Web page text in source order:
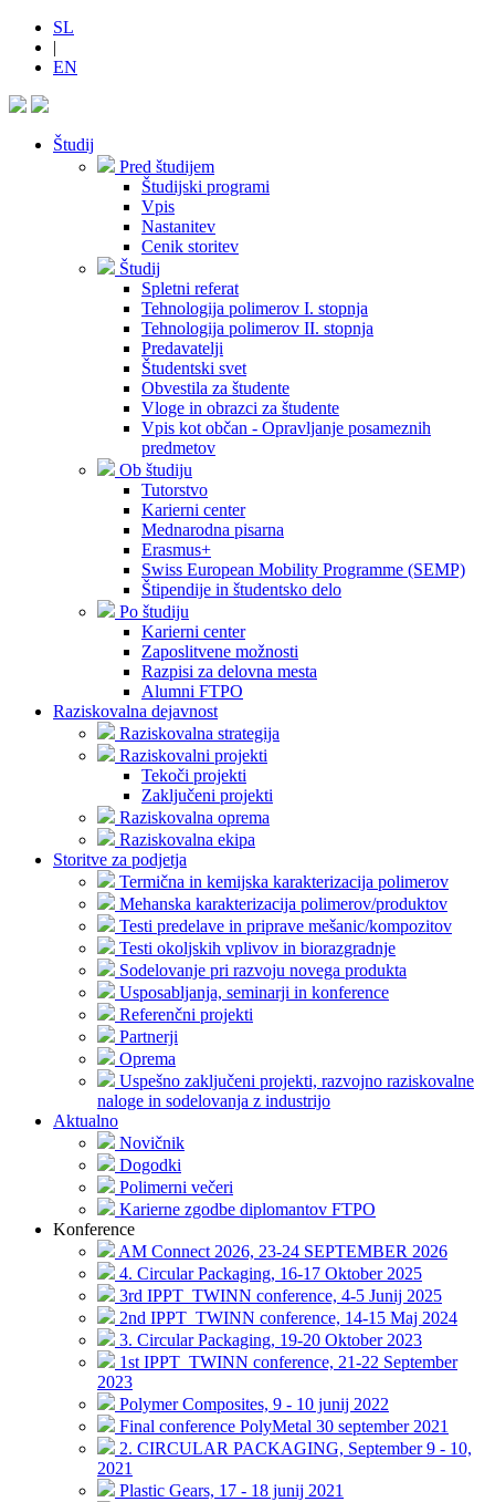
SL
|
EN
Študij
Pred študijem
Študijski programi
Vpis
Nastanitev
Cenik storitev
Študij
Spletni referat
Tehnologija polimerov I. stopnja
Tehnologija polimerov II. stopnja
Predavatelji
Študentski svet
Obvestila za študente
Vloge in obrazci za študente
Vpis kot občan - Opravljanje posameznih
predmetov
Ob študiju
Tutorstvo
Karierni center
Mednarodna pisarna
Erasmus+
Swiss European Mobility Programme (SEMP)
Štipendije in študentsko delo
Po študiju
Karierni center
Zaposlitvene možnosti
Razpisi za delovna mesta
Alumni FTPO
Raziskovalna dejavnost
Raziskovalna strategija
Raziskovalni projekti
Tekoči projekti
Zaključeni projekti
Raziskovalna oprema
Raziskovalna ekipa
Storitve za podjetja
Termična in kemijska karakterizacija polimerov
Mehanska karakterizacija polimerov/produktov
Testi predelave in priprave mešanic/kompozitov
Testi okoljskih vplivov in biorazgradnje
Sodelovanje pri razvoju novega produkta
Usposabljanja, seminarji in konference
Referenčni projekti
Partnerji
Oprema
Uspešno zaključeni projekti, razvojno raziskovalne
naloge in sodelovanja z industrijo
Aktualno
Novičnik
Dogodki
Polimerni večeri
Karierne zgodbe diplomantov FTPO
Konference
AM Connect 2026, 23-24 SEPTEMBER 2026
4. Circular Packaging, 16-17 Oktober 2025
3rd IPPT_TWINN conference, 4-5 Junij 2025
2nd IPPT_TWINN conference, 14-15 Maj 2024
3. Circular Packaging, 19-20 Oktober 2023
1st IPPT_TWINN conference, 21-22 September
2023
Polymer Composites, 9 - 10 junij 2022
Final conference PolyMetal 30 september 2021
2. CIRCULAR PACKAGING, September 9 - 10,
2021
Plastic Gears, 17 - 18 junij 2021